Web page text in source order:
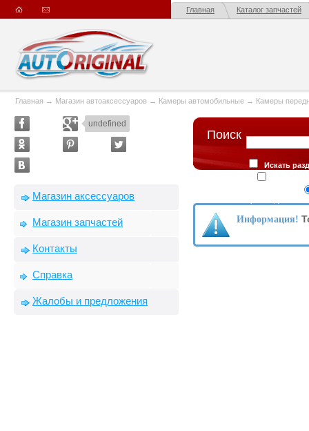
Главная Каталог запчастей
Главная → Магазин автоаксессуаров → Камеры автомобильные → Камеры
undefined
Магазин аксессуаров
Магазин запчастей
Контакты
Справка
Жалобы и предложения
Поиск
Искать
Информация!